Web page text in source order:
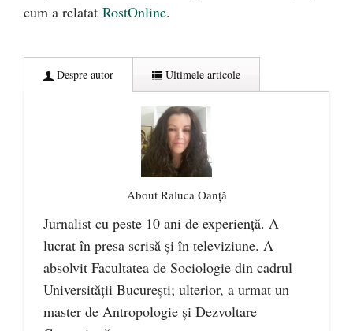
cum a relatat RostOnline.
Despre autor Ultimele articole
About Raluca Oanță
Jurnalist cu peste 10 ani de experiență. A
lucrat în presa scrisă și în televiziune. A
absolvit Facultatea de Sociologie din cadrul
Universității București; ulterior, a urmat un
master de Antropologie și Dezvoltare